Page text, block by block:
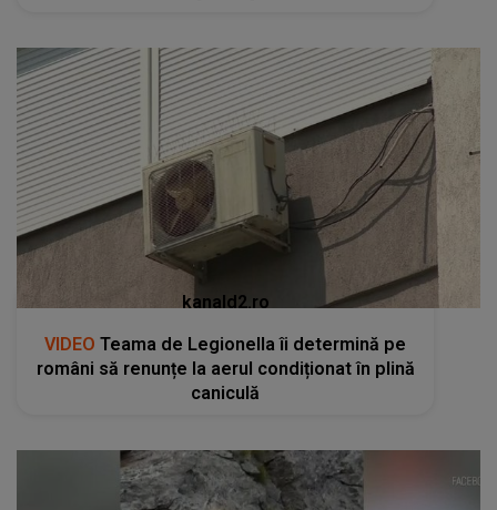
kanald2.ro
VIDEO Teama de Legionella îi determină pe
români să renunțe la aerul condiționat în plină
caniculă